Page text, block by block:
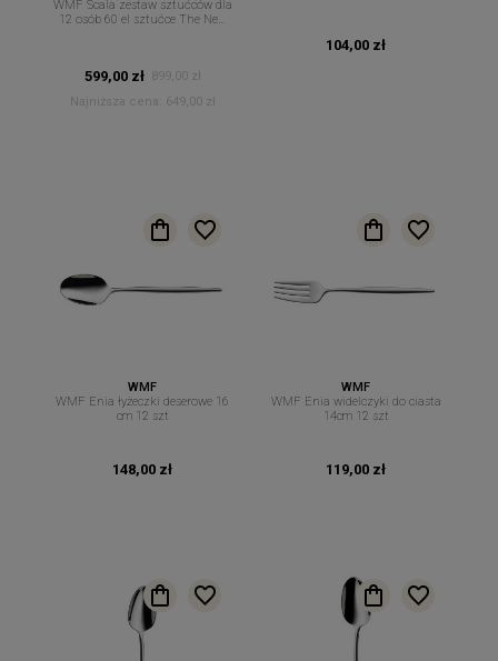
WMF Scala zestaw sztućców dla
12 osób 60 el sztućce The New
599,00 zł 899,00 zł
Najniższa cena:
649,00 zł
104,00 zł
WMF
WMF Enia łyżeczki deserowe 16
cm 12 szt
148,00 zł
WMF
WMF Enia widelczyki do ciasta
14cm 12 szt
119,00 zł